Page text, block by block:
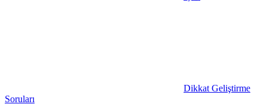
Dikkat Geliştirme
Soruları